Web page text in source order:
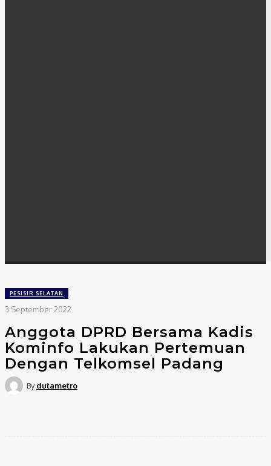
PESISIR SELATAN
3 September 2022
Anggota DPRD Bersama Kadis
Kominfo Lakukan Pertemuan
Dengan Telkomsel Padang
By dutametro